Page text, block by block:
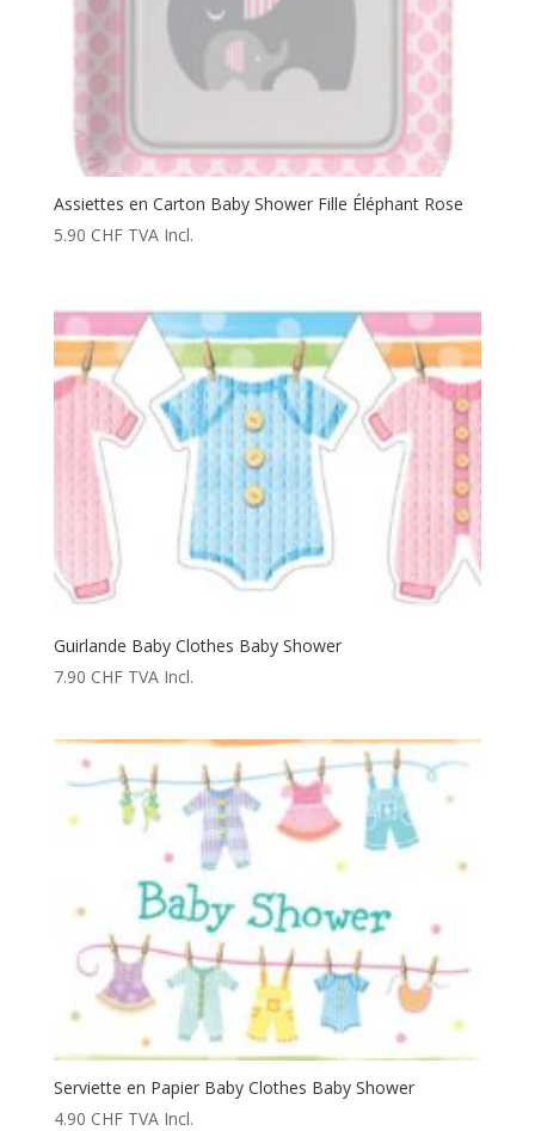
Assiettes en Carton Baby Shower Fille Éléphant Rose
5.90 CHF TVA Incl.
Guirlande Baby Clothes Baby Shower
7.90 CHF TVA Incl.
Serviette en Papier Baby Clothes Baby Shower
4.90 CHF TVA Incl.